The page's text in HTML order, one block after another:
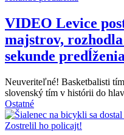
VIDEO Levice
majstrov,
sekunde
Neuveriteľné! Basketbalisti
slovenský tím v histórii do
Ostatné